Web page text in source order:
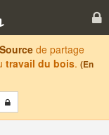
de partage
travail du bois. (En